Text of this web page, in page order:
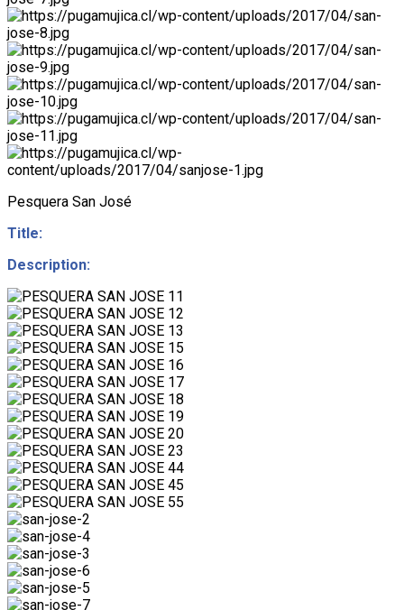
Pesquera San José
Title:
Description: